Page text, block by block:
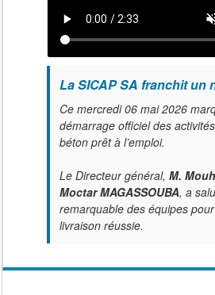
La SICAP SA franchit un
Ce mercredi 06 mai 2026
démarrage officiel des
béton prêt à l’emploi.
Le Directeur général, M.
Moctar MAGASSOUBA, a
remarquable des équipes
livraison réussie.